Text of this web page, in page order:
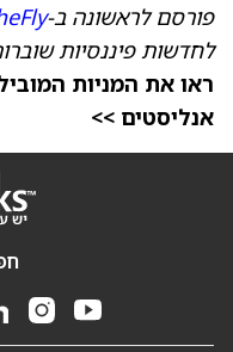
פורסם לראשונה ב-
לחדשות פיננסיות
ראו את המניות
אנליסטים >>